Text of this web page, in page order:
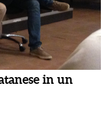
in un